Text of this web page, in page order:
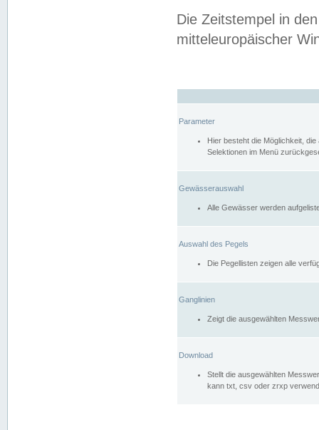
Die Zeitstempel in
mitteleuropäischer
Parameter
Hier besteht die Möglichkeit,
Selektionen im Menü
Gewässerauswahl
Alle Gewässer werden
Auswahl des Pegels
Die Pegellisten zeigen alle
Ganglinien
Zeigt die ausgewählten
Download
Stellt die ausgewählten
kann txt, csv oder zrxp